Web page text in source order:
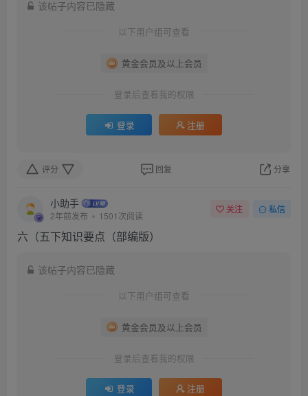
该帖子内容已隐藏
以下用户组可查看
黄金会员及以上会员
登录后查看我的权限
登录 注册
评分 回复 分享
小助手
2年前发布 1501次阅读
关注 私信
六（五下知识要点（部编版）
该帖子内容已隐藏
以下用户组可查看
黄金会员及以上会员
登录后查看我的权限
登录 注册